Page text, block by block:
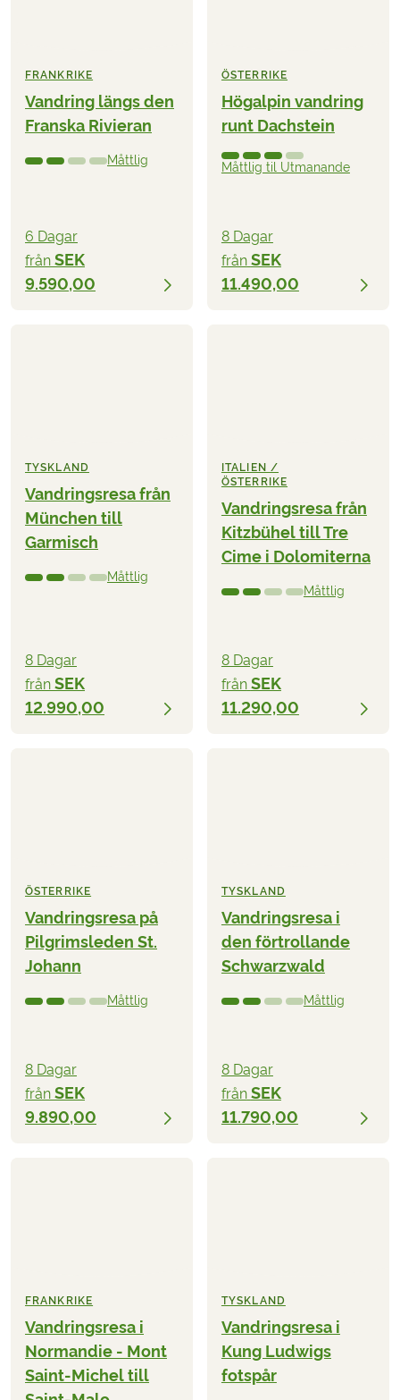
FRANKRIKE
Vandring längs den
Franska Rivieran
Måttlig
6 Dagar
från SEK
9.590,00
ÖSTERRIKE
Högalpin vandring
runt Dachstein
Måttlig til Utmanande
8 Dagar
från SEK
11.490,00
TYSKLAND
Vandringsresa från
München till
Garmisch
Måttlig
8 Dagar
från SEK
12.990,00
ITALIEN /
ÖSTERRIKE
Vandringsresa från
Kitzbühel till Tre
Cime i Dolomiterna
Måttlig
8 Dagar
från SEK
11.290,00
ÖSTERRIKE
Vandringsresa på
Pilgrimsleden St.
Johann
Måttlig
8 Dagar
från SEK
9.890,00
TYSKLAND
Vandringsresa i
den förtrollande
Schwarzwald
Måttlig
8 Dagar
från SEK
11.790,00
FRANKRIKE
Vandringsresa i
Normandie - Mont
Saint-Michel till
TYSKLAND
Vandringsresa i
Kung Ludwigs
fotspår